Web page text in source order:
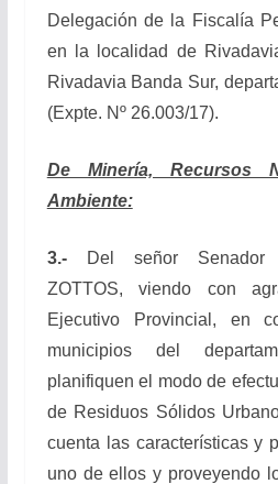
Delegación de la Fiscalía
en la localidad de
Rivadavia Banda Sur,
(Expte. Nº 26.003/17).
De Minería, Recursos
Ambiente:
3.-Del señor Senador
ZOTTOS, viendo con
Ejecutivo Provincial, en
municipios del
planifiquen el modo de
de Residuos Sólidos
cuenta las características y
uno de ellos y proveyendo